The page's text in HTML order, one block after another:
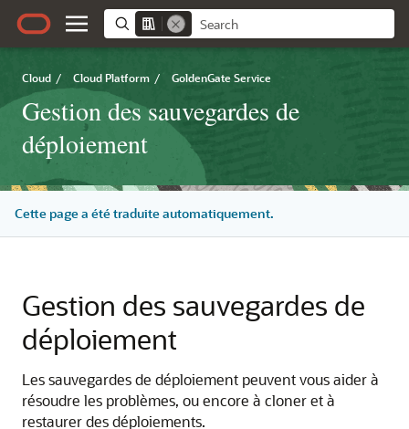
Cloud / Cloud Platform / GoldenGate Service
Gestion des sauvegardes de
déploiement
Cette page a été traduite automatiquement.
Gestion des sauvegardes de
déploiement
Les sauvegardes de déploiement peuvent vous aider à
résoudre les problèmes, ou encore à cloner et à
restaurer des déploiements.